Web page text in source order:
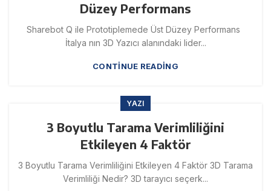
Düzey Performans
Sharebot Q ile Prototiplemede Üst Düzey Performans
İtalya nın 3D Yazıcı alanındaki lider...
CONTINUE READING
YAZI
3 Boyutlu Tarama Verimliliğini
Etkileyen 4 Faktör
3 Boyutlu Tarama Verimliliğini Etkileyen 4 Faktör 3D Tarama
Verimliliği Nedir? 3D tarayıcı seçerk...